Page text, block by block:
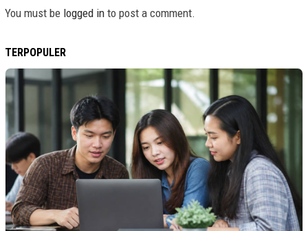
You must be logged in to post a comment.
TERPOPULER